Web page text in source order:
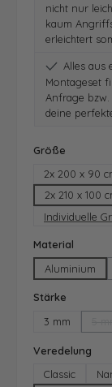
nicht nur
kaum
erleichtert
Alles aus
Montageset
Anfrage
deine
Größe
2x 200 x 90
2x 210 x 100
Individuelle
Material
Aluminium
Stärke
3 mm
Veredelung
Classic